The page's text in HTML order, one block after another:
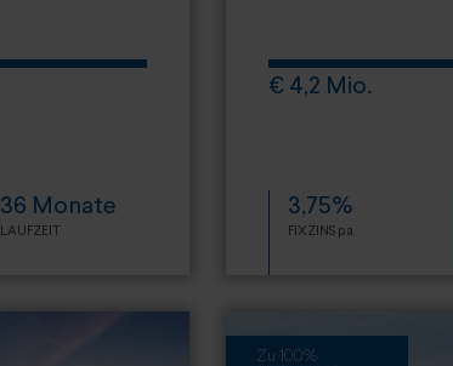
36 Monate
LAUFZEIT
€ 4,2 Mio.
3,75%
FIXZINS p.a.
Zu 100%